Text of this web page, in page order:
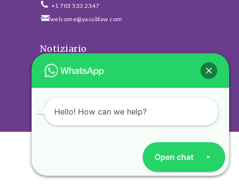
+1 703 533 2347
welcome@yacublaw.com
Notiziario
ISCRIVITI
Open chat
Hello! How can we help?